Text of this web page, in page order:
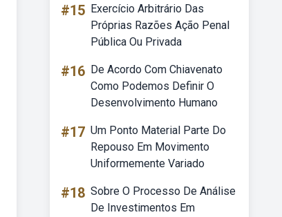
#15 Exercício Arbitrário Das
Próprias Razões Ação Penal
Pública Ou Privada
#16 De Acordo Com Chiavenato
Como Podemos Definir O
Desenvolvimento Humano
#17 Um Ponto Material Parte Do
Repouso Em Movimento
Uniformemente Variado
#18 Sobre O Processo De Análise
De Investimentos Em